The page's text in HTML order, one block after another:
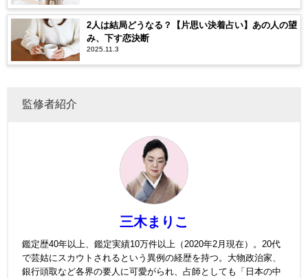
2人は結局どうなる？【片思い決着占い】あの人の望
み、下す恋決断
2025.11.3
監修者紹介
三木まりこ
鑑定歴40年以上、鑑定実績10万件以上（2020年2月現在）。20代
で芸姑にスカウトされるという異例の経歴を持つ。大物政治家、
銀行頭取など各界の要人に可愛がられ、占師としても「日本の中